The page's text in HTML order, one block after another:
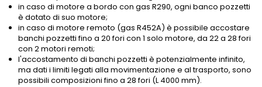
in caso di motore a bordo con gas R290, ogni banco pozzetti
è dotato di suo motore;
in caso di motore remoto (gas R452A) è possibile accostare
banchi pozzetti fino a 20 fori con 1 solo motore, da 22 a 28 fori
con 2 motori remoti;
l'accostamento di banchi pozzetti è potenzialmente infinito,
ma dati i limiti legati alla movimentazione e al trasporto, sono
possibili composizioni fino a 28 fori (L 4000 mm).